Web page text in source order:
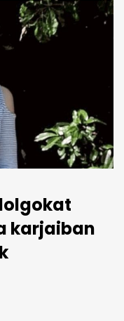
karjaiban